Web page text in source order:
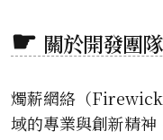
關於開發團
燭薪網絡（
域的專業與創新精